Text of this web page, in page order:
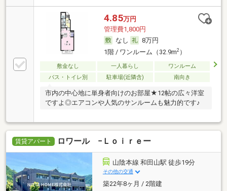
4.85万円
管理費1,800円
なし
8万円
1階 / ワンルーム（32.9m2）
敷金なし 一人暮らし
ワンルーム
バス・トイレ別
駐車場(近隣含) 南向き
市内の中心地に単身者向けのお部屋★12帖の広々洋室
ですよ◎エアコンや人気のサンルームも魅力的です♪
賃貸アパート ロワール −Ｌｏｉｒｅー
山陰本線 和田山駅 徒歩19分
その他の交通
築22年8ヶ月 / 2階建